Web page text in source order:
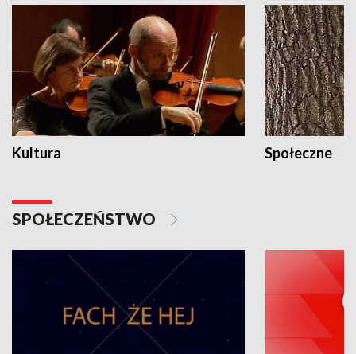
Kultura Społeczne
SPOŁECZEŃSTWO